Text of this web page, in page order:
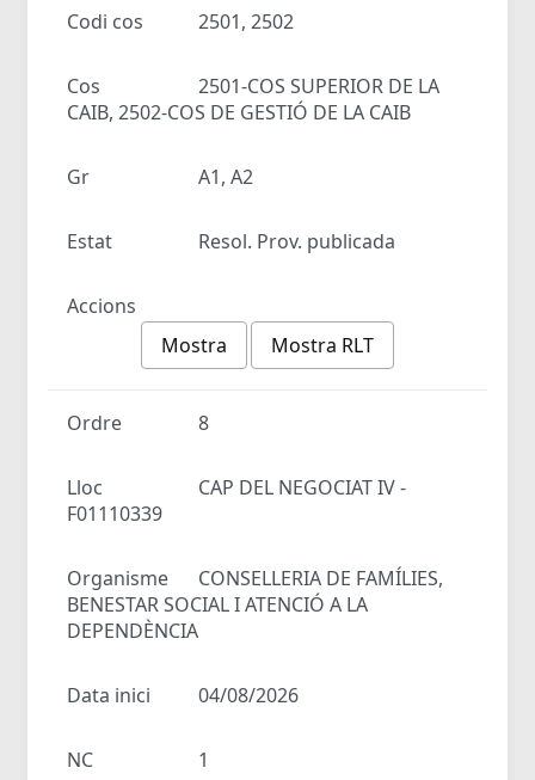
Codi cos 2501, 2502
Cos
2501-COS SUPERIOR DE LA
CAIB, 2502-COS DE GESTIÓ DE LA CAIB
Gr A1, A2
Estat Resol. Prov. publicada
Accions
Mostra
Mostra RLT
Ordre 8
Lloc
CAP DEL NEGOCIAT IV -
F01110339
Organisme
CONSELLERIA DE FAMÍLIES,
BENESTAR SOCIAL I ATENCIÓ A LA
DEPENDÈNCIA
Data inici 04/08/2026
NC 1